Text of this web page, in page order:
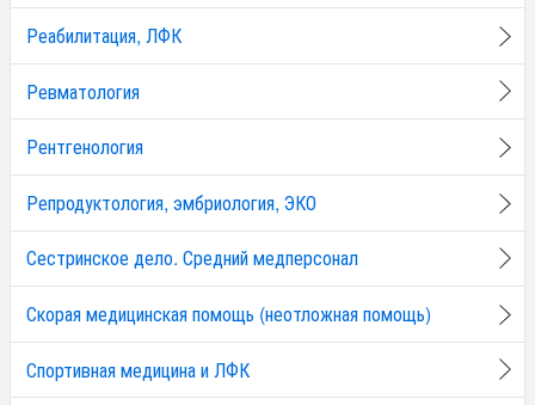
Реабилитация, ЛФК
Ревматология
Рентгенология
Репродуктология, эмбриология, ЭКО
Сестринское дело. Средний медперсонал
Скорая медицинская помощь (неотложная помощь)
Спортивная медицина и ЛФК